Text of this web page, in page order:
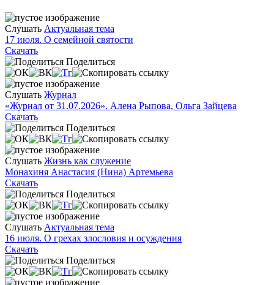
Слушать Актуальная тема
17 июля. О семейной святости
Скачать
Поделиться
Слушать Журнал
«Журнал от 31.07.2026». Алена Рыпова, Ольга Зайцева
Скачать
Поделиться
Слушать Жизнь как служение
Монахиня Анастасия (Нина) Артемьева
Скачать
Поделиться
Слушать Актуальная тема
16 июля. О грехах злословия и осуждения
Скачать
Поделиться